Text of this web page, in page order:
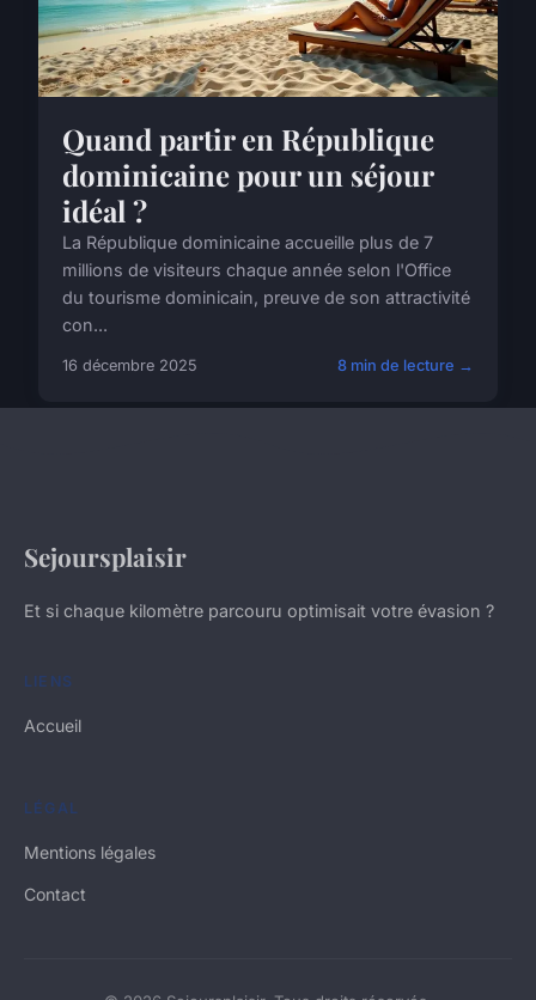
Quand partir en République
dominicaine pour un séjour
idéal ?
La République dominicaine accueille plus de 7
millions de visiteurs chaque année selon l'Office
du tourisme dominicain, preuve de son attractivité
con...
16 décembre 2025 8 min de lecture →
Sejoursplaisir
Et si chaque kilomètre parcouru optimisait votre évasion ?
LIENS
Accueil
LÉGAL
Mentions légales
Contact